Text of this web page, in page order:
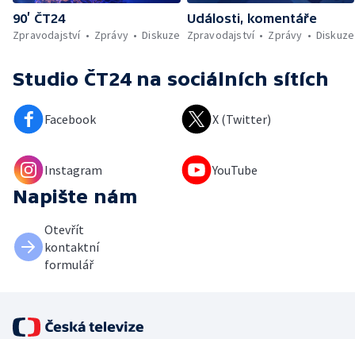
90’ ČT24
Zpravodajství
Zprávy Diskuze
Události, komentáře
Zpravodajství
Zprávy Diskuze
Studio ČT24 na sociálních sítích
Facebook X (Twitter)
Instagram YouTube
Napište nám
Otevřít
kontaktní
formulář